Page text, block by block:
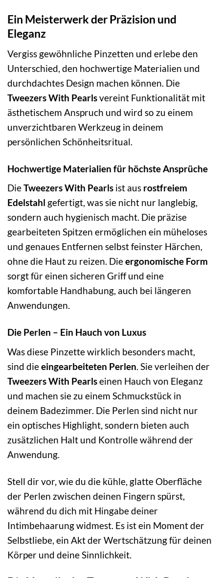
Ein Meisterwerk der Präzision und
Eleganz
Vergiss gewöhnliche Pinzetten und erlebe den
Unterschied, den hochwertige Materialien und
durchdachtes Design machen können. Die
Tweezers With Pearlsvereint Funktionalität mit
ästhetischem Anspruch und wird so zu einem
unverzichtbaren Werkzeug in deinem
persönlichen Schönheitsritual.
Hochwertige Materialien für höchste Ansprüche
DieTweezers With Pearls ist aus rostfreiem
Edelstahl gefertigt, was sie nicht nur langlebig,
sondern auch hygienisch macht. Die präzise
gearbeiteten Spitzen ermöglichen ein müheloses
und genaues Entfernen selbst feinster Härchen,
ohne die Haut zu reizen. Dieergonomische Form
sorgt für einen sicheren Griff und eine
komfortable Handhabung, auch bei längeren
Anwendungen.
Die Perlen – Ein Hauch von Luxus
Was diese Pinzette wirklich besonders macht,
sind dieeingearbeiteten Perlen. Sie verleihen der
Tweezers With Pearlseinen Hauch von Eleganz
und machen sie zu einem Schmuckstück in
deinem Badezimmer. Die Perlen sind nicht nur
ein optisches Highlight, sondern bieten auch
zusätzlichen Halt und Kontrolle während der
Anwendung.
Stell dir vor, wie du die kühle, glatte Oberfläche
der Perlen zwischen deinen Fingern spürst,
während du dich mit Hingabe deiner
Intimbehaarung widmest. Es ist ein Moment der
Selbstliebe, ein Akt der Wertschätzung für deinen
Körper und deine Sinnlichkeit.